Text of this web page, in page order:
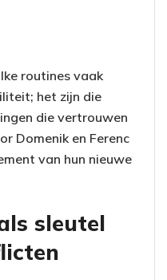
routines vaak
het zijn die
die vertrouwen
Domenik en Ferenc
van hun nieuwe
sleutel